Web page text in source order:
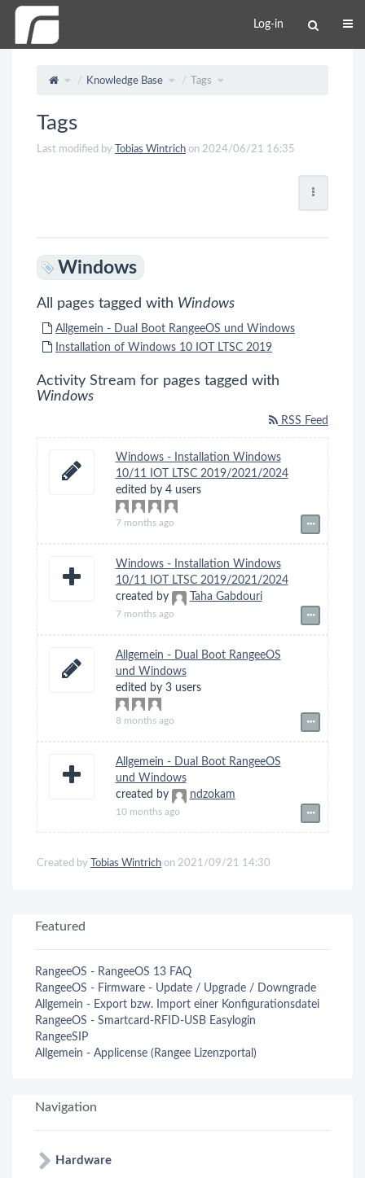
Log-in
Knowledge Base Tags
Tags
Last modified by Tobias Wintrich on 2024/06/21 16:35
Windows
All pages tagged with Windows
Allgemein - Dual Boot RangeeOS und Windows
Installation of Windows 10 IOT LTSC 2019
Activity Stream for pages tagged with
Windows
RSS Feed
Windows - Installation Windows
10/11 IOT LTSC 2019/2021/2024
edited by 4 users
7 months ago
Windows - Installation Windows
10/11 IOT LTSC 2019/2021/2024
created by
Taha Gabdouri
7 months ago
Allgemein - Dual Boot RangeeOS
und Windows
edited by 3 users
8 months ago
Allgemein - Dual Boot RangeeOS
und Windows
created by
ndzokam
10 months ago
Created by Tobias Wintrich on 2021/09/21 14:30
Featured
RangeeOS - RangeeOS 13 FAQ
RangeeOS - Firmware - Update / Upgrade / Downgrade
Allgemein - Export bzw. Import einer Konfigurationsdatei
RangeeOS - Smartcard-RFID-USB Easylogin
RangeeSIP
Allgemein - Applicense (Rangee Lizenzportal)
Navigation
Hardware